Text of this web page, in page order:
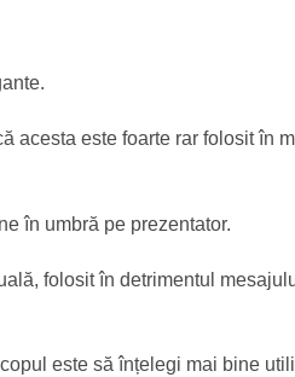
acesta este foarte rar folosit în
în umbră pe prezentator.
folosit în detrimentul
este să înțelegi mai bine